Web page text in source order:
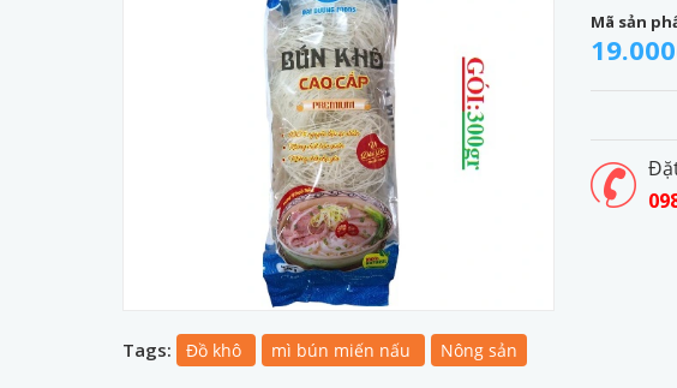
Tags: Đồ khô mì bún miến nấu Nông sản
Mã sản